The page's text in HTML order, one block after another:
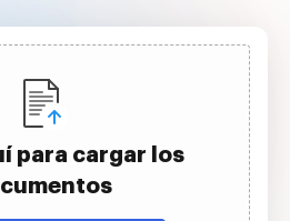
para cargar los